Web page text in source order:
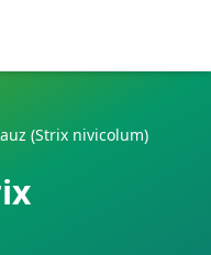
(Strix nivicolum)